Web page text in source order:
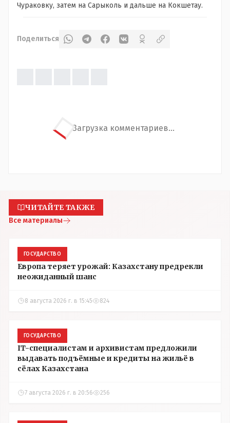
Чураковку, затем на Сарыколь и дальше на Кокшетау.
Поделиться
Загрузка комментариев...
ЧИТАЙТЕ ТАКЖЕ
Все материалы
ГОСУДАРСТВО
Европа теряет урожай: Казахстану предрекли
неожиданный шанс
8 августа 2026 г. в 15:45 824
ГОСУДАРСТВО
IT-специалистам и архивистам предложили
выдавать подъёмные и кредиты на жильё в
сёлах Казахстана
7 августа 2026 г. в 20:56 256